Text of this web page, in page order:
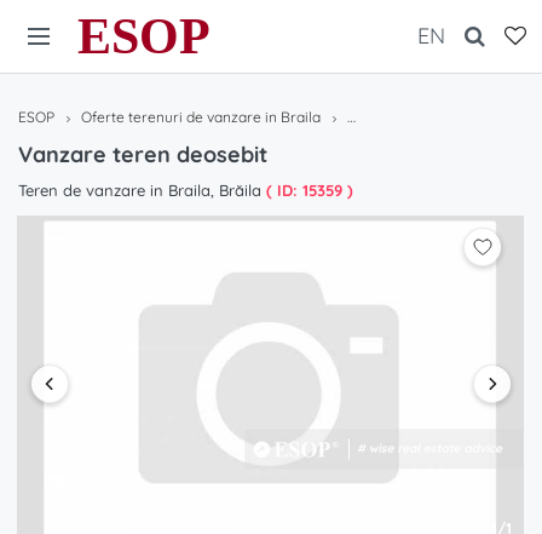
ESOP EN
ESOP Oferte terenuri de vanzare in Braila Vanzare teren deosebit
Vanzare teren deosebit
Teren de vanzare in Braila, Brăila ( ID: 15359 )
1/1